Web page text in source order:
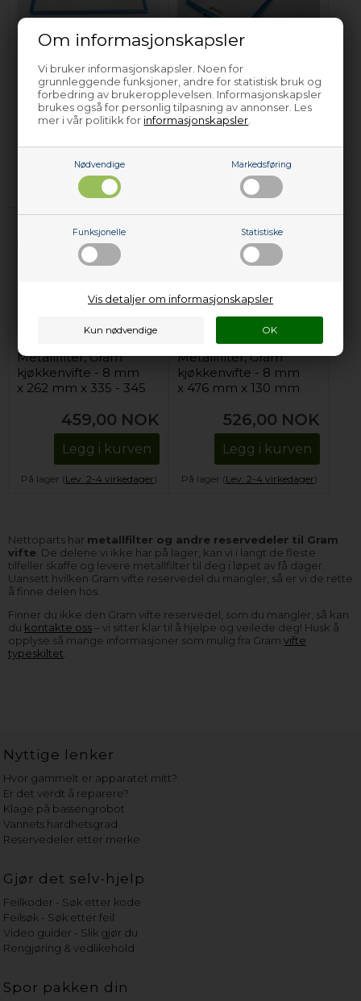
Om informasjonskapsler
Vi bruker informasjonskapsler. Noen for
grunnleggende funksjoner, andre for statistisk bruk og
forbedring av brukeropplevelsen. Informasjonskapsler
brukes også for personlig tilpasning av annonser. Les
mer i vår politikk for informasjonskapsler
Nødvendige Markedsføring
Funksjonelle Statistiske
Vis detaljer om informasjonskapsler
Metallfilter, Gram
kjøkkenvifte
759,00 NOK
Forhåndsbestill
(Lev. 4-6 virkedager.
Metallfilter, Gram
kjøkkenvifte - 205
mm x 476 mm
516,00
Lev. 2-4 virkedager
Metallfilter, Gram
kjøkkenvifte - 8 mm
x 262 mm x 335 - 345
459,00 NOK
Legg i kurven
På lager (Lev. 2-4 virkedager).
Metallfilter, Gram
kjøkkenvifte - 8 mm
x 476 mm x 130 mm
526,00 NOK
Legg i kurven
På lager (Lev. 2-4 virkedager).
Nettoparts har metallfilter og andre reservedeler til Gram
vifte . De delene vi ikke har på lager, kan vi i langt de fleste
tilfeller skaffe og levere metallfilter til deg i løpet av få dager.
Uansett hvilken Gram vifte reservedel du mangler, så er vi de rette
å finne delen hos.
Finner du ikke den Gram vifte reservedel, som du mangler, så kan
du kontakte oss– vi sitter klar til å hjelpe og veilede deg! Husk å
opplyse så mange informasjoner som mulig fra Gram vifte
typeskiltet
Nyttige lenker
Hvor gammelt er apparatet mitt?
Er det verdt å reparere?
Klage på bassengrobot
Vannets hardhetsgrad
Reservedeler etter merke
Gjør det selv-hjelp
Feilkoder - Søk etter kode
Feilsøk - Søk etter feil
Video guider - Slik gjør du
Rengjøring & vedlikehold
Spor pakken din